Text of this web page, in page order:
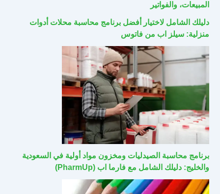
المبيعات، والفواتير
دليلك الشامل لاختيار أفضل برنامج محاسبة محلات أدوات
منزلية: سيلز اب من فاتوس
برنامج محاسبة الصيدليات ومخزون مواد أولية في السعودية
والخليج: دليلك الشامل مع فارما اب (PharmUp)